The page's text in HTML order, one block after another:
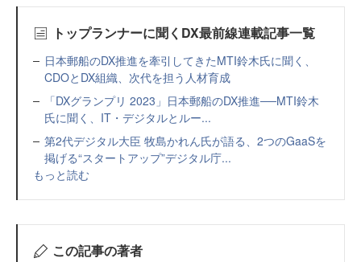
トップランナーに聞くDX最前線連載記事一覧
日本郵船のDX推進を牽引してきたMTI鈴木氏に聞く、
CDOとDX組織、次代を担う人材育成
「DXグランプリ 2023」日本郵船のDX推進──MTI鈴木
氏に聞く、IT・デジタルとルー...
第2代デジタル大臣 牧島かれん氏が語る、2つのGaaSを
掲げる“スタートアップ”デジタル庁...
もっと読む
この記事の著者